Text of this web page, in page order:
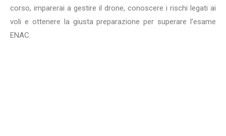
corso, imparerai a gestire il drone, conoscere i rischi legati ai
voli e ottenere la giusta preparazione per superare l’esame
ENAC.